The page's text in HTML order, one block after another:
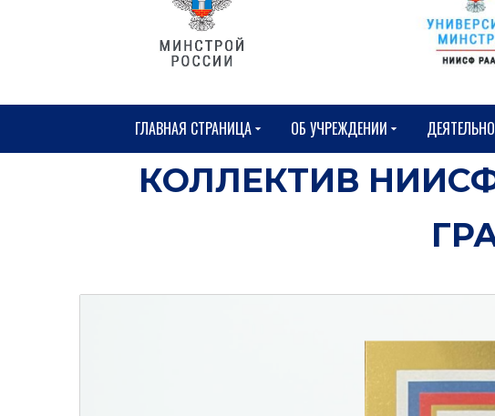
ГЛАВНАЯ СТРАНИЦА ОБ УЧРЕЖДЕНИИ
КОЛЛЕКТИВ